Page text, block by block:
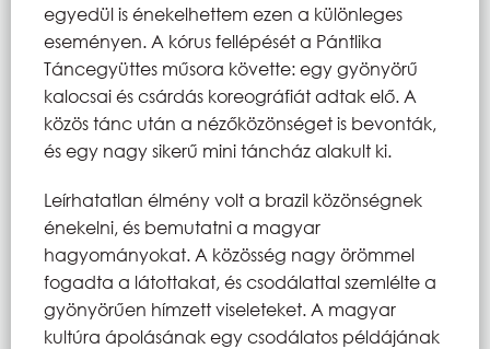
egyedül is énekelhettem ezen a különleges
eseményen. A kórus fellépését a Pántlika
Táncegyüttes műsora követte: egy gyönyörű
kalocsai és csárdás koreográfiát adtak elő. A
közös tánc után a nézőközönséget is bevonták,
és egy nagy sikerű mini táncház alakult ki.
Leírhatatlan élmény volt a brazil közönségnek
énekelni, és bemutatni a magyar
hagyományokat. A közösség nagy örömmel
fogadta a látottakat, és csodálattal szemlélte a
gyönyörűen hímzett viseleteket. A magyar
kultúra ápolásának egy csodálatos példájának